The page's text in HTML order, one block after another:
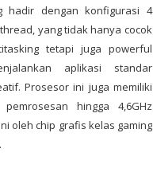
hadir dengan konfigurasi 4
yang tidak hanya cocok
tetapi juga powerful
aplikasi standar
Prosesor ini juga memiliki
pemrosesan hingga 4,6GHz
oleh chip grafis kelas gaming